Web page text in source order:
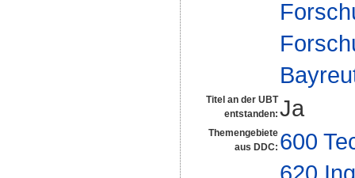
Titel an der UBT
entstanden: Ja
Themengebiete
aus DDC: 600